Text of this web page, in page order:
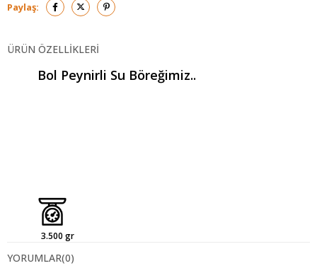
Paylaş:
ÜRÜN ÖZELLIKLERI
Bol Peynirli Su Böreğimiz..
3.500 gr
YORUMLAR(0)